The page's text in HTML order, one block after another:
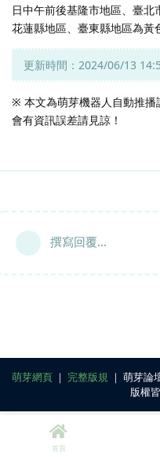
日中午前後基隆市地區、臺北
花蓮縣地區、臺東縣地區為黃
更新時間：2024/06/13
※ 本文為萌芽機器人自動推播
會有資訊誤差請見諒！
撰寫回覆...
萌芽網頁｜ 完整版規 ｜ 萌芽論
版權
首頁